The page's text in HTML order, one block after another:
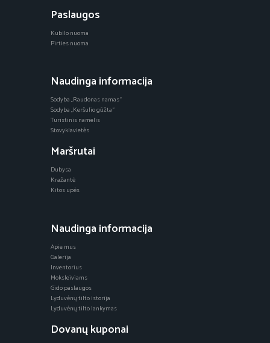
Paslaugos
Kubilo nuoma
Pirties nuoma
Naudinga informacija
Sodyba „Raudonas namas“
Sodyba „Keršulio gūžta“
Turistinis namelis
Stovyklavietės
Maršrutai
Dubysa
Kražantė
Kitos upės
Naudinga informacija
Apie mus
Galerija
Inventorius
Moksleiviams
Gido paslaugos
Lyduvėnų tilto istorija
Lyduvėnų tilto lankymas
Dovanų kuponai